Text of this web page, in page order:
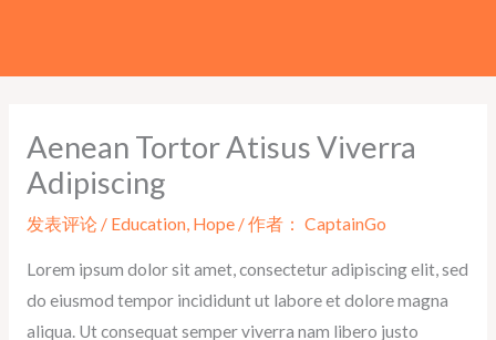
内
Aenean Tortor Atisus Viverra
Adipiscing
发表评论 / Education, Hope/ 作者： CaptainGo
Lorem ipsum dolor sit amet, consectetur adipiscing elit, sed
do eiusmod tempor incididunt ut labore et dolore magna
aliqua. Ut consequat semper viverra nam libero justo